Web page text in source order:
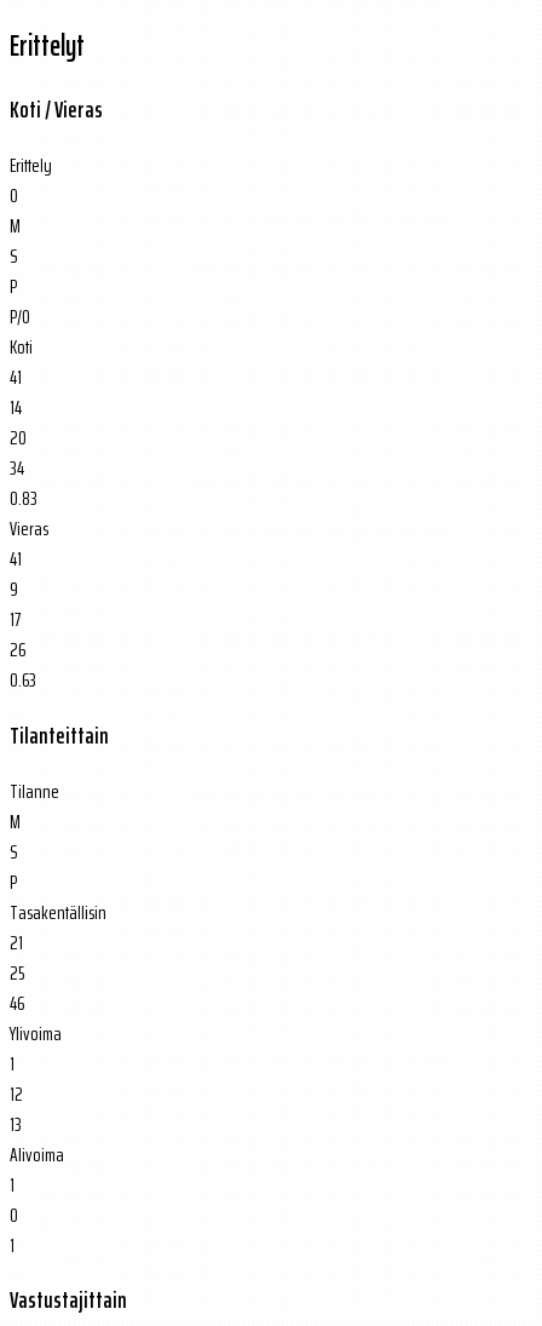
Erittelyt
Koti / Vieras
Erittely
O
M
S
P
P/O
Koti
41
14
20
34
0.83
Vieras
41
9
17
26
0.63
Tilanteittain
Tilanne
M
S
P
Tasakentällisin
21
25
46
Ylivoima
1
12
13
Alivoima
1
0
1
Vastustajittain